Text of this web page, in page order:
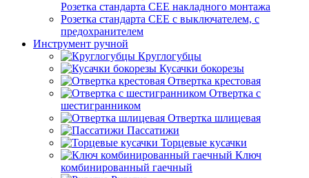
Розетка стандарта СЕЕ накладного монтажа
Розетка стандарта СЕЕ с выключателем, с
предохранителем
Инструмент ручной
Круглогубцы
Кусачки бокорезы
Отвертка крестовая
Отвертка с
шестигранником
Отвертка шлицевая
Пассатижи
Торцевые кусачки
Ключ
комбинированный гаечный